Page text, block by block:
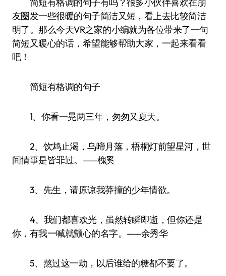
友圈发一些很暖的句子简洁又短，看上去比较简洁
明了。那么今天VR之家的小编就为各位带来了一句
简短又暖心的话，希望能够帮助大家，一起来看看
吧！
简短有格调的句子
1、你看一晃两三年，匆匆又夏天。
2、饮鸩止渴，乌啼月落，梧桐灯前望星河，世
间情事是皆罪过。——槐奚
3、先生，请原谅我莽撞的少年情欲。
4、我们都喜欢光，虽然转瞬即逝，但你还是
你，有我一喊就颤心的名字。——余秀华
5、熬过这一劫，以后谁给的糖都不要了。